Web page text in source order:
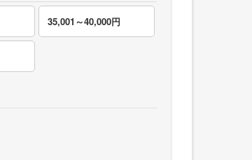
35,001～40,000円